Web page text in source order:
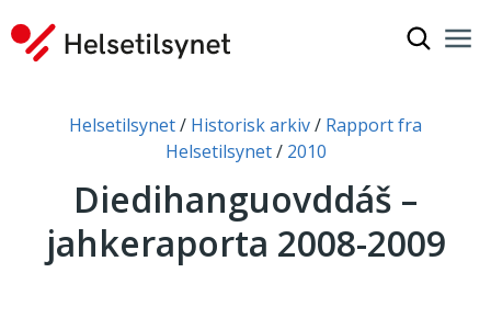
Don leat dáppe:
Helsetilsynet Historisk arkiv
Rapport fra
Helsetilsynet
2010
Diedihanguovddáš –
jahkeraporta 2008-2009